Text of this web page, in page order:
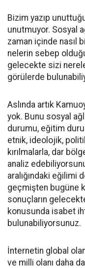
Bizim yazıp
unutmuyor. Sosyal
zaman içinde nasıl
nelerin sebep
gelecekte sizi
görülerde
Aslında artık
yok. Bunu sosyal
durumu, eğitim
etnik, ideolojik,
kırılmalarla, dar
analiz
aralığındaki eğilimi
geçmişten bugüne
sonuçların
konusunda isabet
bulunabiliyorsunuz.
İnternetin global
ve milli olanı daha